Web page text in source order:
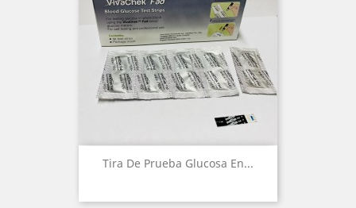
Tira De Prueba Glucosa En...